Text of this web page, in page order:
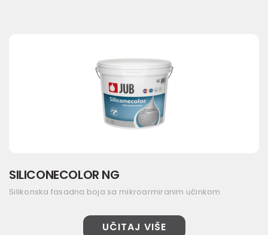
SILICONECOLOR NG
Silikonska fasadna boja sa mikroarmiranim učinkom
UČITAJ VIŠE